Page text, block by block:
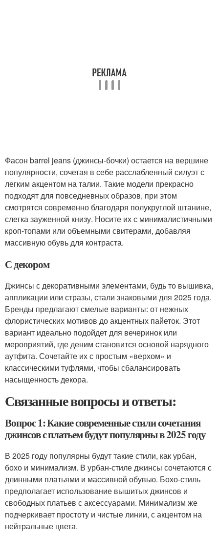
Фасон barrel jeans (джинсы-бочки) остается на вершине
популярности, сочетая в себе расслабленный силуэт с
легким акцентом на талии. Такие модели прекрасно
подходят для повседневных образов, при этом
смотрятся современно благодаря полукруглой штанине,
слегка зауженной книзу. Носите их с минималистичными
кроп-топами или объемными свитерами, добавляя
массивную обувь для контраста.
С декором
Джинсы с декоративными элементами, будь то вышивка,
аппликации или стразы, стали знаковыми для 2025 года.
Бренды предлагают смелые варианты: от нежных
флористических мотивов до акцентных пайеток. Этот
вариант идеально подойдет для вечеринок или
мероприятий, где деним становится основой нарядного
аутфита. Сочетайте их с простым «верхом» и
классическими туфлями, чтобы сбалансировать
насыщенность декора.
Связанные вопросы и ответы:
Вопрос 1: Какие современные стили сочетания
джинсов с платьем будут популярны в 2025 году
В 2025 году популярны будут такие стили, как урбан,
бохо и минимализм. В урбан-стиле джинсы сочетаются с
длинными платьями и массивной обувью. Бохо-стиль
предполагает использование вышитых джинсов и
свободных платьев с аксессуарами. Минимализм же
подчеркивает простоту и чистые линии, с акцентом на
нейтральные цвета.